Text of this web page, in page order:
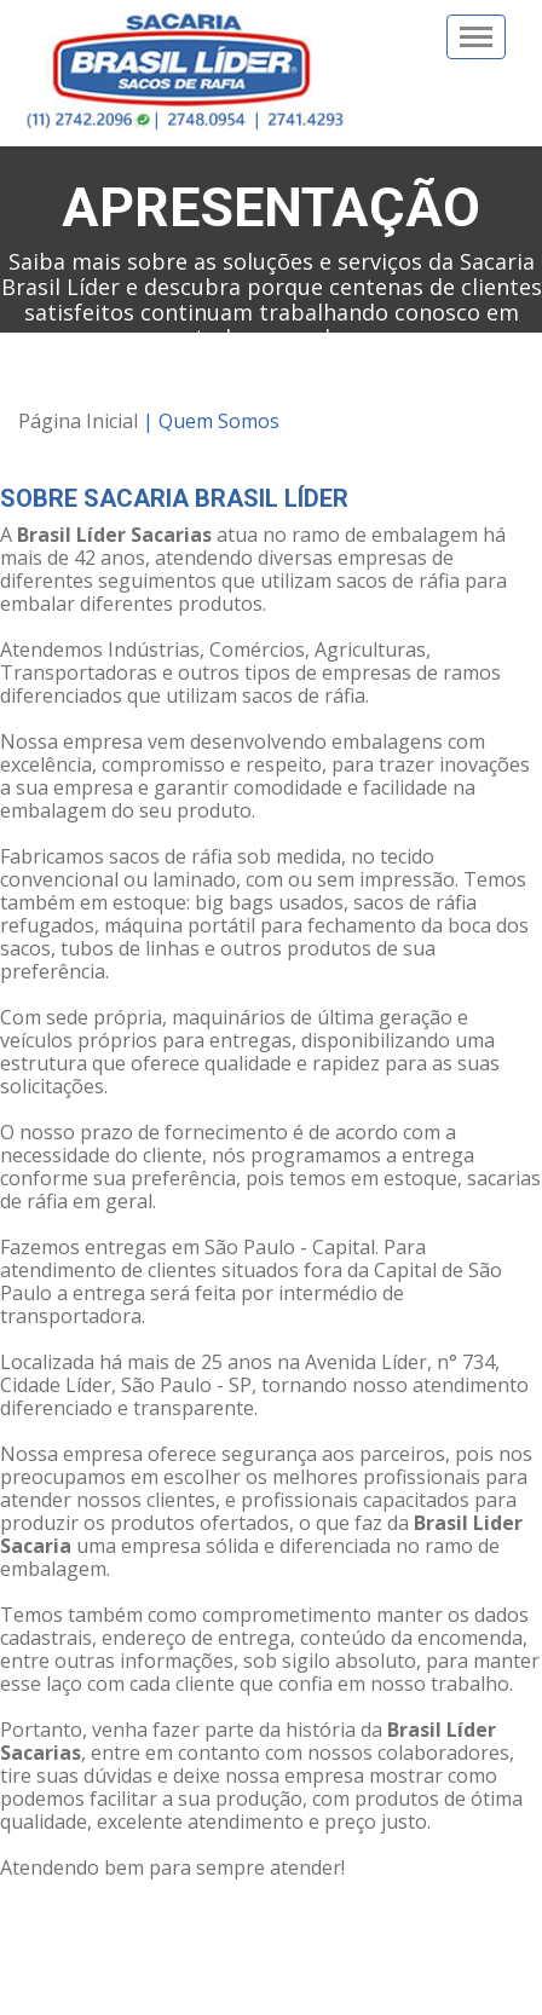
Toggle
APRESENTAÇÃO
Saiba mais sobre as soluções e serviços da Sacaria
Brasil Líder e descubra porque centenas de clientes
satisfeitos continuam trabalhando conosco em
todo o mundo.
Página Inicial | Quem Somos
SOBRE SACARIA BRASIL LÍDER
A Brasil Líder Sacariasatua no ramo de embalagem há
mais de 42 anos, atendendo diversas empresas de
diferentes seguimentos que utilizam sacos de ráfia para
embalar diferentes produtos.
Atendemos Indústrias, Comércios, Agriculturas,
Transportadoras e outros tipos de empresas de ramos
diferenciados que utilizam sacos de ráfia.
Nossa empresa vem desenvolvendo embalagens com
excelência, compromisso e respeito, para trazer inovações
a sua empresa e garantir comodidade e facilidade na
embalagem do seu produto.
Fabricamos sacos de ráfia sob medida, no tecido
convencional ou laminado, com ou sem impressão. Temos
também em estoque: big bags usados, sacos de ráfia
refugados, máquina portátil para fechamento da boca dos
sacos, tubos de linhas e outros produtos de sua
preferência.
Com sede própria, maquinários de última geração e
veículos próprios para entregas, disponibilizando uma
estrutura que oferece qualidade e rapidez para as suas
solicitações.
O nosso prazo de fornecimento é de acordo com a
necessidade do cliente, nós programamos a entrega
conforme sua preferência, pois temos em estoque, sacarias
de ráfia em geral.
Fazemos entregas em São Paulo - Capital. Para
atendimento de clientes situados fora da Capital de São
Paulo a entrega será feita por intermédio de
transportadora.
Localizada há mais de 25 anos na Avenida Líder, n° 734,
Cidade Líder, São Paulo - SP, tornando nosso atendimento
diferenciado e transparente.
Nossa empresa oferece segurança aos parceiros, pois nos
preocupamos em escolher os melhores profissionais para
atender nossos clientes, e profissionais capacitados para
produzir os produtos ofertados, o que faz da Brasil Lider
Sacaria uma empresa sólida e diferenciada no ramo de
embalagem.
Temos também como comprometimento manter os dados
cadastrais, endereço de entrega, conteúdo da encomenda,
entre outras informações, sob sigilo absoluto, para manter
esse laço com cada cliente que confia em nosso trabalho.
Portanto, venha fazer parte da história da Brasil Líder
Sacarias, entre em contanto com nossos colaboradores,
tire suas dúvidas e deixe nossa empresa mostrar como
podemos facilitar a sua produção, com produtos de ótima
qualidade, excelente atendimento e preço justo.
Atendendo bem para sempre atender!